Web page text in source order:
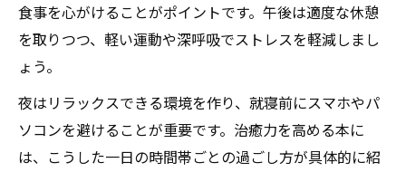
食事を心がけることがポイントです。午後は適度な休憩
を取りつつ、軽い運動や深呼吸でストレスを軽減しまし
ょう。
夜はリラックスできる環境を作り、就寝前にスマホやパ
ソコンを避けることが重要です。治癒力を高める本に
は、こうした一日の時間帯ごとの過ごし方が具体的に紹